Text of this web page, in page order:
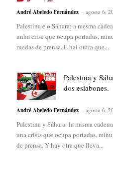
André Abeledo Fernández - agosto 6,
Palestina e o Sáhara: a mesma
unha crise que ocupa portadas,
ruedas de prensa. E hai outra que...
Palestina y
dos eslabones.
André Abeledo Fernández - agosto 6,
Palestina y Sáhara: la misma
una crisis que ocupa portadas,
de prensa. Y hay otra que lleva...